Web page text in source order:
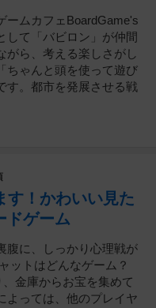
ームカフェBoardGame's
して「バビロン」が仲間
がら、考える楽しさがし
ちゃんと頭を使って遊び
す。都市を発展させる戦
す！かわいい見た
ドゲーム
腹に、しっかり心理戦が
ットはどんなゲーム？
、金庫からお宝を集めて
よっては、他のプレイヤ